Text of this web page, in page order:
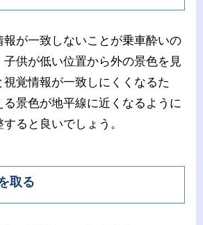
が一致しないことが乗車酔いの
子供が低い位置から外の景色を見
視覚情報が一致しにくくなるた
景色が地平線に近くなるように
ると良いでしょう。
取る